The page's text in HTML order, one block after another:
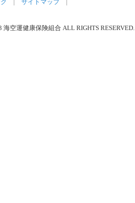
サイトマップ
海空運健康保険組合 ALL RIGHTS RESERVED.